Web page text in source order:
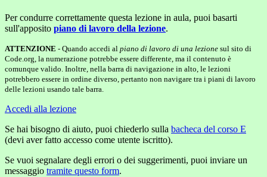
Per condurre correttamente questa lezione in aula, puoi basarti
sull'apposito piano di lavoro della lezione.
ATTENZIONE - Quando accedi al piano di lavoro di una lezione sul sito di
Code.org, la numerazione potrebbe essere differente, ma il contenuto è
comunque valido. Inoltre, nella barra di navigazione in alto, le lezioni
potrebbero essere in ordine diverso, pertanto non navigare tra i piani di lavoro
delle lezioni usando tale barra.
Accedi alla lezione
Se hai bisogno di aiuto, puoi chiederlo sulla bacheca del corso E
(devi aver fatto accesso come utente iscritto).
Se vuoi segnalare degli errori o dei suggerimenti, puoi inviare un
messaggio tramite questo form.